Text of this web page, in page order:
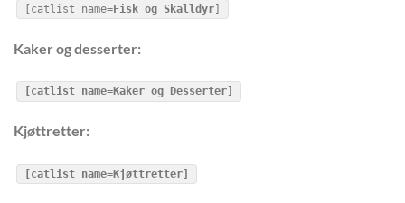
[catlist name=Fisk og Skalldyr]
Kaker og desserter:
[catlist name=Kaker og Desserter]
Kjøttretter:
[catlist name=Kjøttretter]